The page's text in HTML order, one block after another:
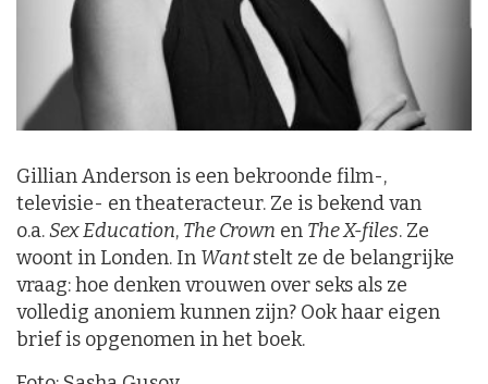
Gillian Anderson is een bekroonde film-,
televisie- en theateracteur. Ze is bekend van
o.a.Sex Education, The Crown en The X-files. Ze
woont in Londen. In Wantstelt ze de belangrijke
vraag: hoe denken vrouwen over seks als ze
volledig anoniem kunnen zijn? Ook haar eigen
brief is opgenomen in het boek.